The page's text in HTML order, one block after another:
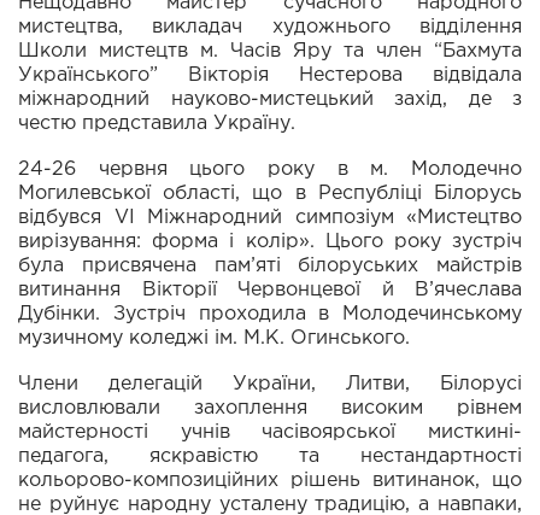
мистецтва, викладач художнього відділення
Школи мистецтв м. Часів Яру та член “Бахмута
Українського” Вікторія Нестерова відвідала
міжнародний науково-мистецький захід, де з
честю представила Україну.
24-26 червня цього року в м. Молодечно
Могилевської області, що в Республіці Білорусь
відбувся VI Міжнародний симпозіум «Мистецтво
вирізування: форма і колір». Цього року зустріч
була присвячена пам’яті білоруських майстрів
витинання Вікторії Червонцевої й В’ячеслава
Дубінки. Зустріч проходила в Молодечинському
музичному коледжі ім. М.К. Огинського.
Члени делегацій України, Литви, Білорусі
висловлювали захоплення високим рівнем
майстерності учнів часівоярської мисткині-
педагога, яскравістю та нестандартності
кольорово-композиційних рішень витинанок, що
не руйнує народну усталену традицію, а навпаки,